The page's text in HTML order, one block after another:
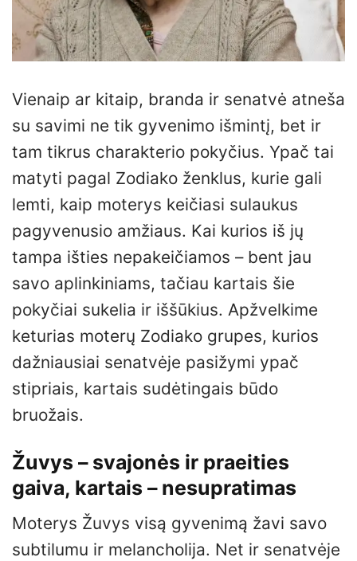
Vienaip ar kitaip, branda ir senatvė atneša
su savimi ne tik gyvenimo išmintį, bet ir
tam tikrus charakterio pokyčius. Ypač tai
matyti pagal Zodiako ženklus, kurie gali
lemti, kaip moterys keičiasi sulaukus
pagyvenusio amžiaus. Kai kurios iš jų
tampa išties nepakeičiamos – bent jau
savo aplinkiniams, tačiau kartais šie
pokyčiai sukelia ir iššūkius. Apžvelkime
keturias moterų Zodiako grupes, kurios
dažniausiai senatvėje pasižymi ypač
stipriais, kartais sudėtingais būdo
bruožais.
Žuvys – svajonės ir praeities
gaiva, kartais – nesupratimas
Moterys Žuvys visą gyvenimą žavi savo
subtilumu ir melancholija. Net ir senatvėje